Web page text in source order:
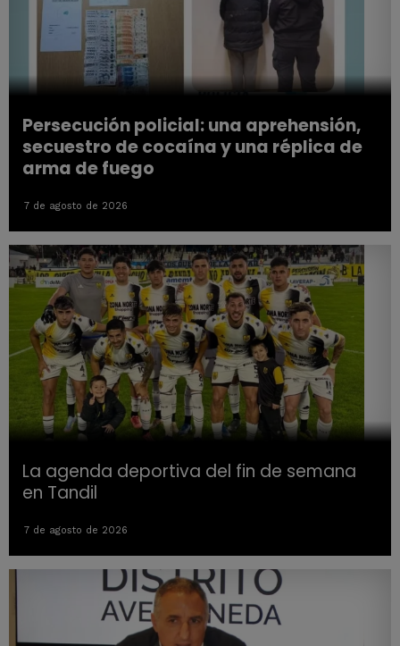
Persecución policial: una aprehensión,
secuestro de cocaína y una réplica de
arma de fuego
7 de agosto de 2026
La agenda deportiva del fin de semana
en Tandil
7 de agosto de 2026